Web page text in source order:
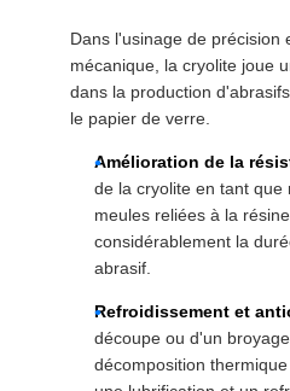
Dans l'usinage de précision
mécanique, la cryolite joue
dans la production
le papier de verre.
Amélioration de la
de la cryolite en tant que
meules reliées à la
considérablement la
abrasif.
Refroidissement et
découpe ou d'un
décomposition